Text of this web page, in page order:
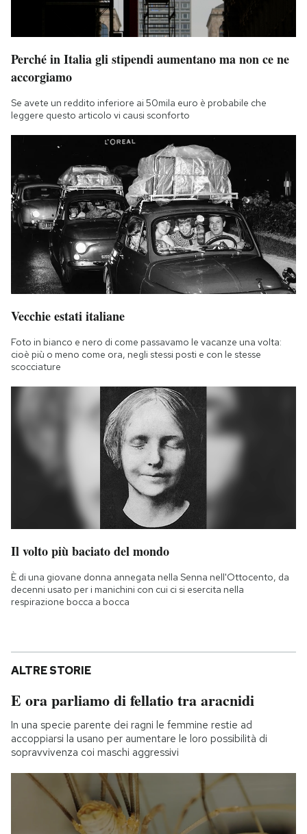
Perché in Italia gli stipendi aumentano ma non ce ne
accorgiamo
Se avete un reddito inferiore ai 50mila euro è probabile che
leggere questo articolo vi causi sconforto
Vecchie estati italiane
Foto in bianco e nero di come passavamo le vacanze una volta:
cioè più o meno come ora, negli stessi posti e con le stesse
scocciature
Il volto più baciato del mondo
È di una giovane donna annegata nella Senna nell'Ottocento, da
decenni usato per i manichini con cui ci si esercita nella
respirazione bocca a bocca
ALTRE STORIE
E ora parliamo di fellatio tra aracnidi
In una specie parente dei ragni le femmine restie ad
accoppiarsi la usano per aumentare le loro possibilità di
sopravvivenza coi maschi aggressivi